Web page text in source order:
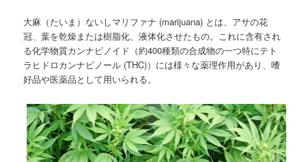
大麻（たいま）ないしマリファナ (marijuana) とは、アサの花
冠、葉を乾燥または樹脂化、液体化させたもの。これに含有され
る化学物質カンナビノイド（約400種類の合成物の一つ特にテト
ラヒドロカンナビノール (THC)）には様々な薬理作用があり、嗜
好品や医薬品として用いられる。